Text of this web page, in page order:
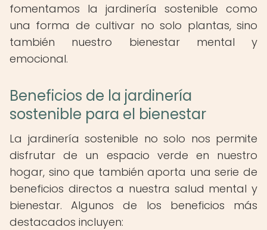
fomentamos la jardinería sostenible como
una forma de cultivar no solo plantas, sino
también nuestro bienestar mental y
emocional.
Beneficios de la jardinería
sostenible para el bienestar
La jardinería sostenible no solo nos permite
disfrutar de un espacio verde en nuestro
hogar, sino que también aporta una serie de
beneficios directos a nuestra salud mental y
bienestar. Algunos de los beneficios más
destacados incluyen: